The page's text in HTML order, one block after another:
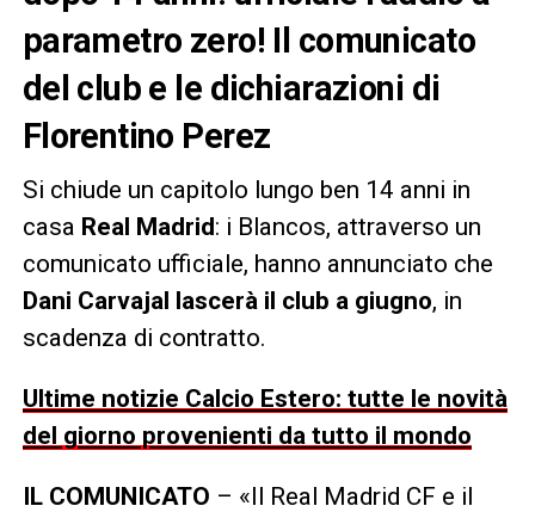
parametro zero! Il comunicato
del club e le dichiarazioni di
Florentino Perez
Si chiude un capitolo lungo ben 14 anni in
casa Real Madrid: i Blancos, attraverso un
comunicato ufficiale, hanno annunciato che
Dani Carvajal lascerà il club a giugno, in
scadenza di contratto.
Ultime notizie Calcio Estero: tutte le novità
del giorno provenienti da tutto il mondo
IL COMUNICATO – «Il Real Madrid CF e il